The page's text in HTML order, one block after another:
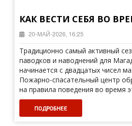
КАК ВЕСТИ СЕБЯ ВО
20-МАЙ-2026, 16:25
Традиционно самый активный
паводков и наводнений для
начинается с двадцатых чисел
Пожарно-спасательный центр
на правила поведения во время
ПОДРОБНЕЕ